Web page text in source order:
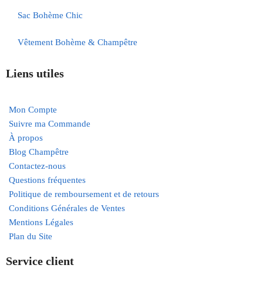
Sac Bohème Chic
Vêtement Bohème & Champêtre
Liens utiles
Mon Compte
Suivre ma Commande
À propos
Blog Champêtre
Contactez-nous
Questions fréquentes
Politique de remboursement et de retours
Conditions Générales de Ventes
Mentions Légales
Plan du Site
Service client